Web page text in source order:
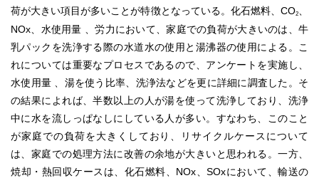
荷が大きい項目が多いことが特徴となっている。化石燃料、CO2、
NOx、水使用量 、労力において、家庭での負荷が大きいのは、牛
乳パックを洗浄する際の水道水の使用と湯沸器の使用による。こ
れについては重要なプロセスであるので、アンケートを実施し、
水使用量 、湯を使う比率、洗浄法などを更に詳細に調査した。そ
の結果によれば、半数以上の人が湯を使って洗浄しており、洗浄
中に水を流しっぱなしにしている人が多い。すなわち、このこと
が家庭での負荷を大きくしており、リサイクルケースについて
は、家庭での処理方法に改善の余地が大きいと思われる。一方、
焼却・熱回収ケースは、化石燃料、NOx、SOxにおいて、輸送の